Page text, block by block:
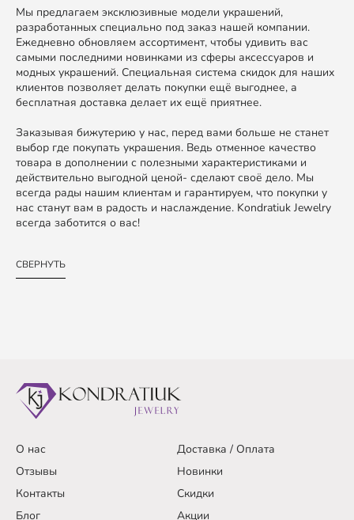
Мы предлагаем эксклюзивные модели украшений,
разработанных специально под заказ нашей компании.
Ежедневно обновляем ассортимент, чтобы удивить вас
самыми последними новинками из сферы аксессуаров и
модных украшений. Специальная система скидок для наших
клиентов позволяет делать покупки ещё выгоднее, а
бесплатная доставка делает их ещё приятнее.
Заказывая бижутерию у нас, перед вами больше не станет
выбор где покупать украшения. Ведь отменное качество
товара в дополнении с полезными характеристиками и
действительно выгодной ценой- сделают своё дело. Мы
всегда рады нашим клиентам и гарантируем, что покупки у
нас станут вам в радость и наслаждение. Kondratiuk Jewelry
всегда заботится о вас!
СВЕРНУТЬ
О нас
Доставка / Оплата
Отзывы
Новинки
Контакты
Скидки
Блог
Акции